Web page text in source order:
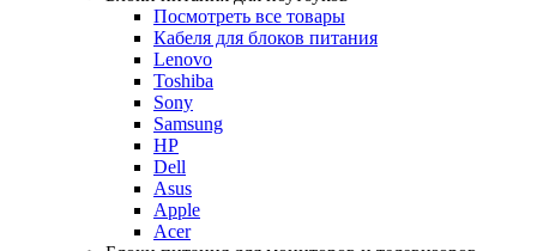
Посмотреть все товары
Кабеля для блоков питания
Lenovo
Toshiba
Sony
Samsung
HP
Dell
Asus
Apple
Acer